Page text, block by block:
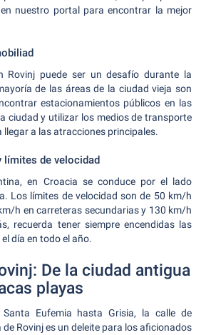
nuestro portal para encontrar la mejor
Rovinj puede ser un desafío durante la
de las áreas de la ciudad vieja son
estacionamientos públicos en las
ciudad y utilizar los medios de transporte
a las atracciones principales.
límites de velocidad
en Croacia se conduce por el lado
Los límites de velocidad son de 50 km/h
h en carreteras secundarias y 130 km/h
recuerda tener siempre encendidas las
día en todo el año.
De la ciudad antigua
playas
Eufemia hasta Grisia, la calle de
Rovinj es un deleite para los aficionados